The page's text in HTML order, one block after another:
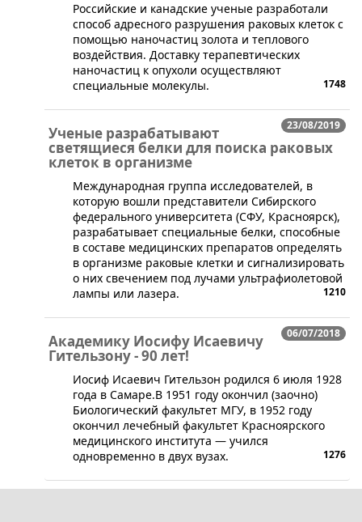
​Российские и канадские ученые разработали
способ адресного разрушения раковых клеток с
помощью наночастиц золота и теплового
воздействия. Доставку терапевтических
наночастиц к опухоли осуществляют
специальные молекулы.
1748
23/08/2019
Ученые разрабатывают
светящиеся белки для поиска раковых
клеток в организме
​Международная группа исследователей, в
которую вошли представители Сибирского
федерального университета (СФУ, Красноярск),
разрабатывает специальные белки, способные
в составе медицинских препаратов определять
в организме раковые клетки и сигнализировать
о них свечением под лучами ультрафиолетовой
лампы или лазера.
1210
06/07/2018
Академику Иосифу Исаевичу
Гительзону - 90 лет!
​Иосиф Исаевич Гительзон родился 6 июля 1928
года в Самаре.В 1951 году окончил (заочно)
Биологический факультет МГУ, в 1952 году
окончил лечебный факультет Красноярского
медицинского института — учился
одновременно в двух вузах.
1276